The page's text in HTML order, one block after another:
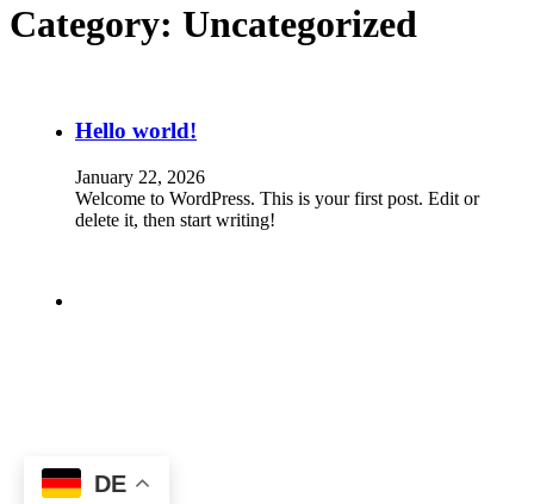
Category: Uncategorized
Hello world!
January 22, 2026
Welcome to WordPress. This is your first post. Edit or
delete it, then start writing!
DE